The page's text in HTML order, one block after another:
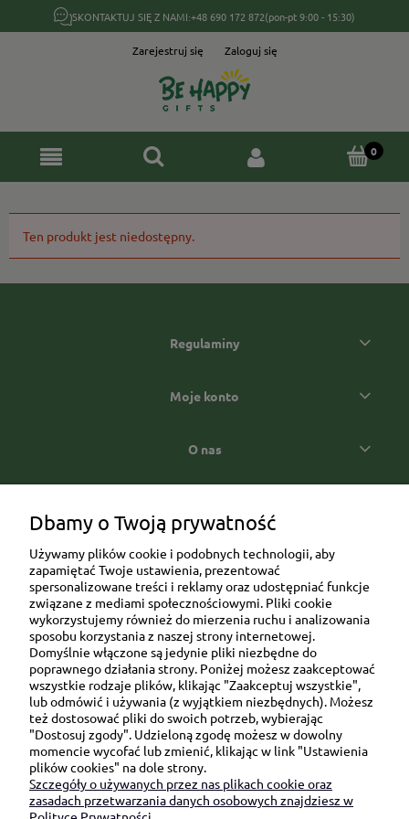
SKONTAKTUJ SIĘ Z NAMI:+48 690 172 872(pon-pt 9:00 - 15:30)
Zarejestruj się Zaloguj się
Ten produkt jest niedostępny.
Regulaminy
Moje konto
O nas
Ul. Brukowa 6/8 lok. 57/58
91-341 Łódź
NIP: 6751510615
SKONTAKTUJ SIĘ Z NAMI:
sklep@be-happygifts.com
+48 690 172 872
Dbamy o Twoją prywatność
Używamy plików cookie i podobnych technologii, aby
zapamiętać Twoje ustawienia, prezentować
spersonalizowane treści i reklamy oraz udostępniać funkcje
związane z mediami społecznościowymi. Pliki cookie
wykorzystujemy również do mierzenia ruchu i analizowania
sposobu korzystania z naszej strony internetowej.
Domyślnie włączone są jedynie pliki niezbędne do
poprawnego działania strony. Poniżej możesz zaakceptować
wszystkie rodzaje plików, klikając "Zaakceptuj wszystkie",
lub odmówić i używania (z wyjątkiem niezbędnych). Możesz
też dostosować pliki do swoich potrzeb, wybierając
"Dostosuj zgody". Udzieloną zgodę możesz w dowolny
momencie wycofać lub zmienić, klikając w link "Ustawienia
plików cookies" na dole strony.
Szczegóły o używanych przez nas plikach cookie oraz
zasadach przetwarzania danych osobowych znajdziesz w